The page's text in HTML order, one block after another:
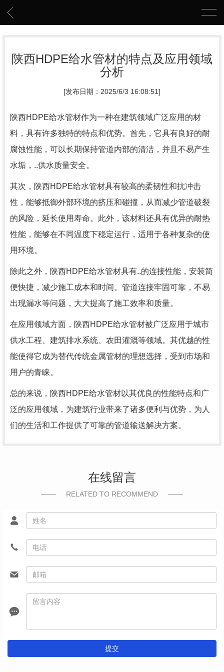
陕西HDPE给水管材的特点及应用领域
分析
[发布日期：2025/6/3 16:08:51]
陕西HDPE给水管材作为一种在建筑领域广泛应用的材
料，具有许多独特的特点和优势。首先，它具有良好的耐
腐蚀性能，可以长期保持管道内部的清洁，并且不易产生
水垢，..供水质量安全。
其次，陕西HDPE给水管材具有较高的柔韧性和抗冲击
性，能够抵御外部环境的挤压和碰撞，从而减少管道破裂
的风险，延长使用寿命。此外，该材料还具有优异的耐热
性能，能够在不同温度下稳定运行，适用于各种复杂的使
用环境。
除此之外，陕西HDPE给水管材具有..的连接性能，安装简
便快捷，减少施工成本和时间。管道连接牢固可靠，不易
出现漏水等问题，大大提高了施工效率和质量。
在应用领域方面，陕西HDPE给水管材被广泛应用于城市
供水工程、建筑排水系统、农田灌溉等领域。其优越的性
能使得它成为替代传统金属管材的理想选择，受到市场和
用户的青睐。
总的来说，陕西HDPE给水管材以其优良的性能特点和广
泛的应用领域，为建筑行业带来了诸多便利与优势，为人
们的生活和工作提供了可靠的管道输送解决方案。
在线留言
RELATED TO RECOMMEND
提交